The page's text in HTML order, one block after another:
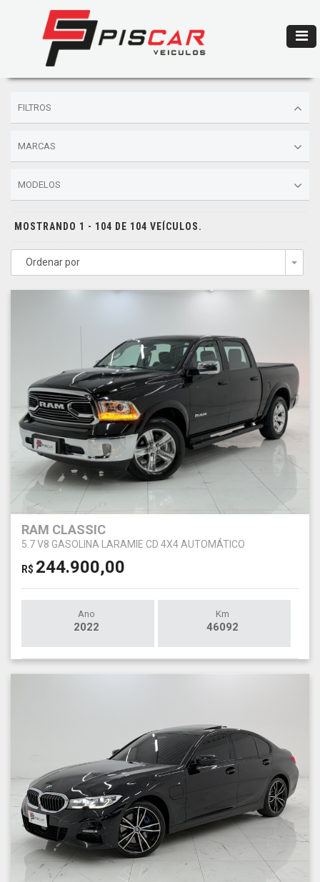
FILTROS
MARCAS
MODELOS
MOSTRANDO 1 - 104 DE 104 VEÍCULOS.
Ordenar por
RAM CLASSIC
5.7 V8 GASOLINA LARAMIE CD 4X4 AUTOMÁTICO
R$ 244.900,00
Ano
2022
Km
46092